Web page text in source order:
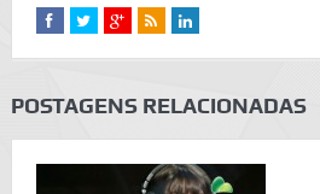
POSTAGENS RELACIONADAS